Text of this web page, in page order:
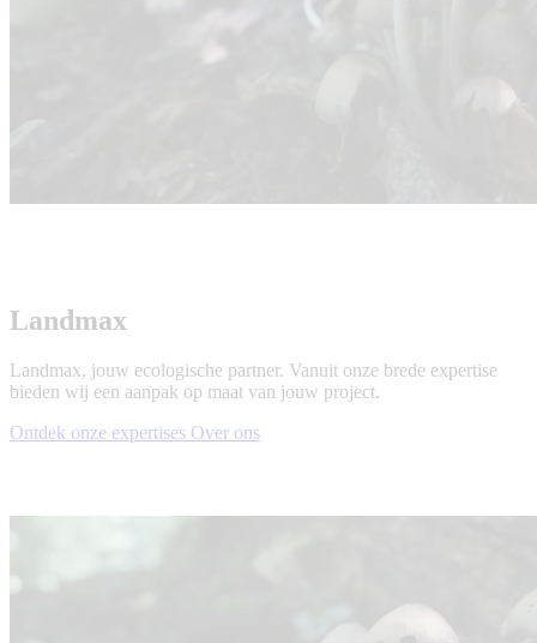
Landmax
Landmax, jouw ecologische partner. Vanuit onze brede expertise
bieden wij een aanpak op maat van jouw project.
Ontdek onze expertises Over ons